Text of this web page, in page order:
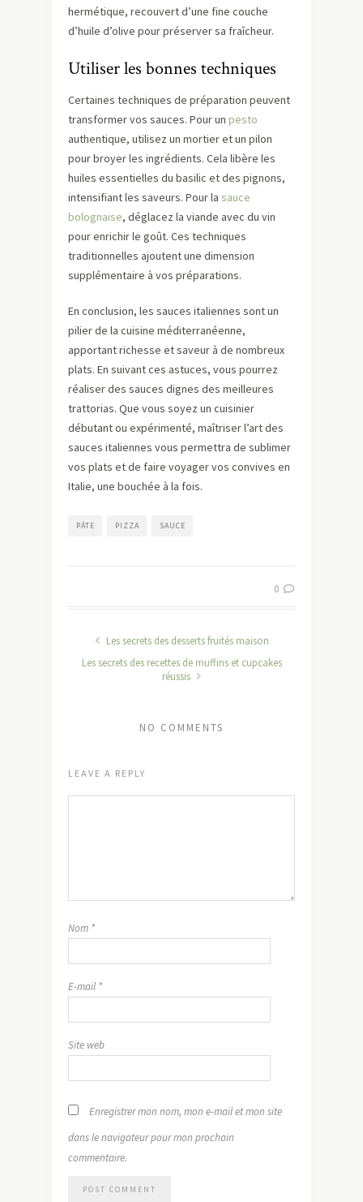
hermétique, recouvert d’une fine couche
d’huile d’olive pour préserver sa fraîcheur.
Utiliser les bonnes techniques
Certaines techniques de préparation peuvent
transformer vos sauces. Pour un pesto
authentique, utilisez un mortier et un pilon
pour broyer les ingrédients. Cela libère les
huiles essentielles du basilic et des pignons,
intensifiant les saveurs. Pour la sauce
bolognaise, déglacez la viande avec du vin
pour enrichir le goût. Ces techniques
traditionnelles ajoutent une dimension
supplémentaire à vos préparations.
En conclusion, les sauces italiennes sont un
pilier de la cuisine méditerranéenne,
apportant richesse et saveur à de nombreux
plats. En suivant ces astuces, vous pourrez
réaliser des sauces dignes des meilleures
trattorias. Que vous soyez un cuisinier
débutant ou expérimenté, maîtriser l’art des
sauces italiennes vous permettra de sublimer
vos plats et de faire voyager vos convives en
Italie, une bouchée à la fois.
PÂTE PIZZA SAUCE
0
Les secrets des desserts fruités maison
Les secrets des recettes de muffins et cupcakes
réussis
NO COMMENTS
LEAVE A REPLY
Nom *
E-mail *
Site web
Enregistrer mon nom, mon e-mail et mon site
dans le navigateur pour mon prochain
commentaire.